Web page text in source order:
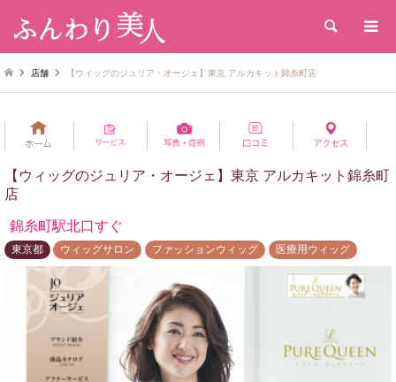
検索
店舗 【ウィッグのジュリア・オージェ】東京 アルカキット錦糸町店
【ウィッグのジュリア・オージェ】東京 アルカキット錦糸町
店
錦糸町駅北口すぐ
東京都 ウィッグサロン ファッションウィッグ 医療用ウィッグ